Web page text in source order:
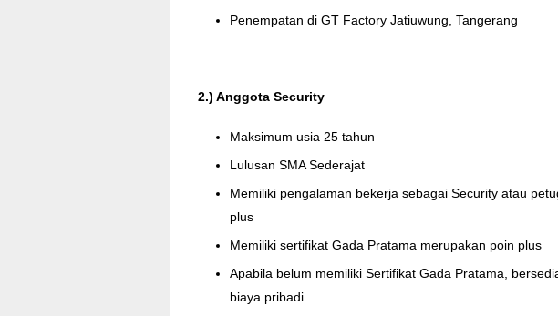
Penempatan di GT Factory Jatiuwung, Tangerang
2.) Anggota Security
Maksimum usia 25 tahun
Lulusan SMA Sederajat
Memiliki pengalaman bekerja sebagai Security atau
plus
Memiliki sertifikat Gada Pratama merupakan poin plus
Apabila belum memiliki Sertifikat Gada Pratama,
biaya pribadi